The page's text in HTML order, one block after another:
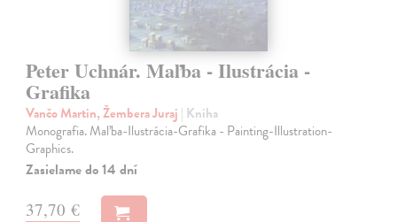
Peter Uchnár. Maľba - Ilustrácia -
Grafika
Vančo Martin, Žembera Juraj | Kniha
Monografia. Maľba-Ilustrácia-Grafika - Painting-Illustration-
Graphics.
Zasielame do 14 dní
37,70 €